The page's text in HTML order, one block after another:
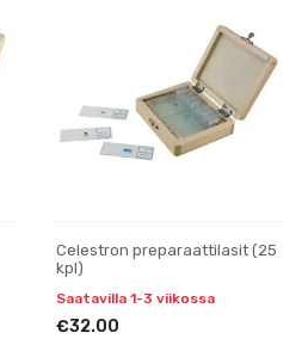
Celestron preparaattilasit (25
kpl)
Saatavilla 1-3 viikossa
€32.00